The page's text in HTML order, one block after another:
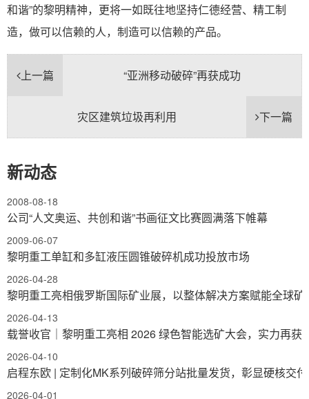
和谐”的黎明精神，更将一如既往地坚持仁德经营、精工制
造，做可以信赖的人，制造可以信赖的产品。
上一篇 “亚洲移动破碎”再获成功
下一篇
灾区建筑垃圾再利用
新动态
2008-08-18
公司“人文奥运、共创和谐”书画征文比赛圆满落下帷幕
2009-06-07
黎明重工单缸和多缸液压圆锥破碎机成功投放市场
2026-04-28
黎明重工亮相俄罗斯国际矿业展，以整体解决方案赋能全球矿
2026-04-13
载誉收官｜黎明重工亮相 2026 绿色智能选矿大会，实力再获
2026-04-10
启程东欧 | 定制化MK系列破碎筛分站批量发货，彰显硬核交
2026-04-01